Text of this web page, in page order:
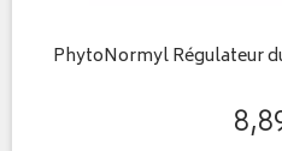
PhytoNormyl Régulateur
8,